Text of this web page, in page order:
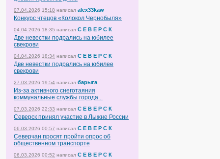
07.04.2026 15:18 написал alex33kaw
Конкурс чтецов «Колокол Чернобыля»
04.04.2026 18:35 написал С Е В Е Р С К
Две невестки подрались на юбилее
свекрови
04.04.2026 18:34 написал С Е В Е Р С К
Две невестки подрались на юбилее
свекрови
27.03.2026 19:54 написал барыга
Из-за активного снеготаяния
коммунальные службы города...
07.03.2026 22:33 написал С Е В Е Р С К
Северск принял участие в Лыжне России
06.03.2026 00:57 написал С Е В Е Р С К
Северчан просят пройти опрос об
общественном транспорте
06.03.2026 00:52 написал С Е В Е Р С К